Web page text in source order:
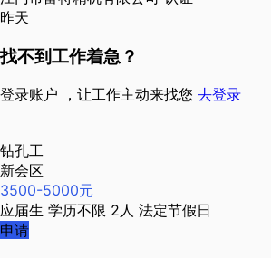
昨天
找不到工作着急？
登录账户 ，让工作主动来找您 去登录
钻孔工
新会区
3500-5000元
应届生 学历不限 2人 法定节假日
申请